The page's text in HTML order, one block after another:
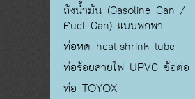
ถังน้ำมัน (Gasoline Can /
Fuel Can) แบบพกพา
ท่อหด heat-shrink tube
ท่อร้อยสายไฟ UPVC ข้อต่อ
ท่อ TOYOX